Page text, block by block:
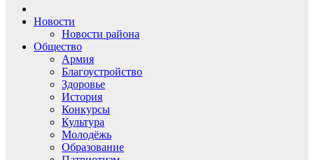
Новости
Новости района
Общество
Армия
Благоустройство
Здоровье
История
Конкурсы
Культура
Молодёжь
Образование